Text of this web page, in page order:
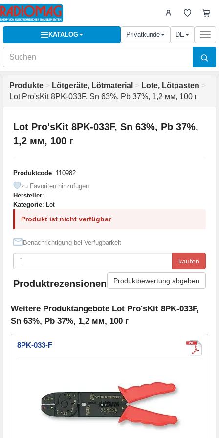
KATALOG Privatkunde DE
Produkte > Lötgeräte, Lötmaterial > Lote, Lötpasten >
Lot Pro'sKit 8PK-033F, Sn 63%, Pb 37%, 1,2 мм, 100 г
Lot Pro'sKit 8PK-033F, Sn 63%, Pb 37%,
1,2 мм, 100 г
Produktcode: 110982
zu Favoriten hinzufügen
Hersteller:
Kategorie: Lot
Produkt ist nicht verfügbar
Benachrichtigung bei Verfügbarkeit
kaufen
Produktrezensionen Produktbewertung abgeben
Weitere Produktangebote Lot Pro'sKit 8PK-033F,
Sn 63%, Pb 37%, 1,2 мм, 100 г
8PK-033-F